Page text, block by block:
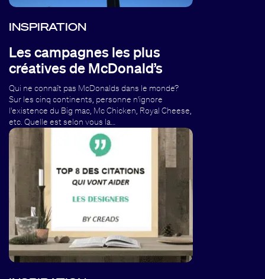
INSPIRATION
Les campagnes les plus
créatives de McDonald’s
Qui ne connaît pas McDonalds dans le monde?
Sur les cinq continents, personne n'ignore
l'existence du Big mac, Mc Chicken, Royal Cheese,
etc. Quelle est selon vous la…